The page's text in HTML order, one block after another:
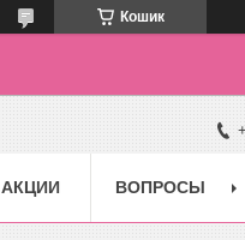
Кошик
АКЦИИ ВОПРОСЫ